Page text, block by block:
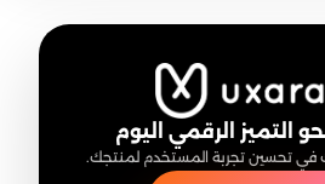
التميز الرقمي اليوم
في تحسين تجربة المستخدم لمنتجك.